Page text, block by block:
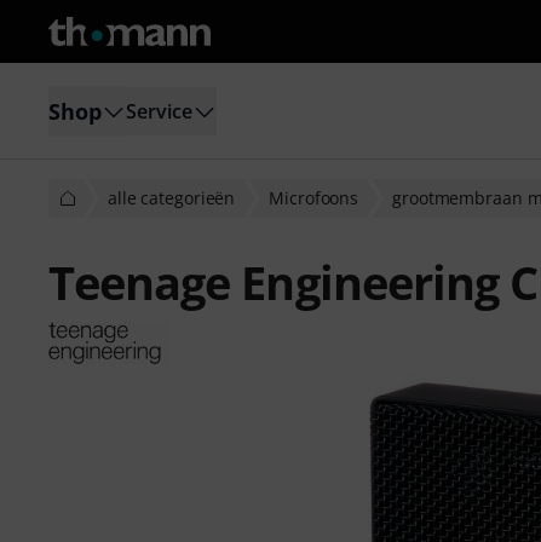
Shop Service
alle categorieën Microfoons grootmembraan
Teenage Engineering